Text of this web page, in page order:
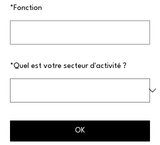
*Fonction
*Quel est votre secteur d'activité ?
OK